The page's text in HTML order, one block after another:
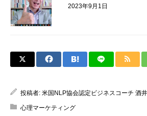
2023年9月1日
投稿者: 米国NLP協会認定ビジネスコーチ 酒
心理マーケティング